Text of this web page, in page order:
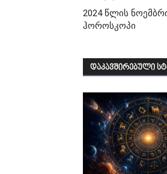
2024 წლის
ჰოროსკოპი
დაკავშირებული